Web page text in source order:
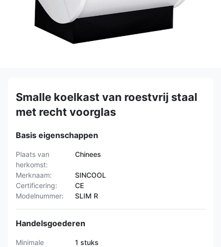
Smalle koelkast van roestvrij staal
met recht voorglas
Basis eigenschappen
Plaats van
herkomst:
Chinees
Merknaam:
SINCOOL
Certificering:
CE
Modelnummer:
SLIM R
Handelsgoederen
Minimale
1 stuks